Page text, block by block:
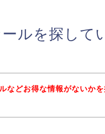
ルを探して
などお得な情報がないか